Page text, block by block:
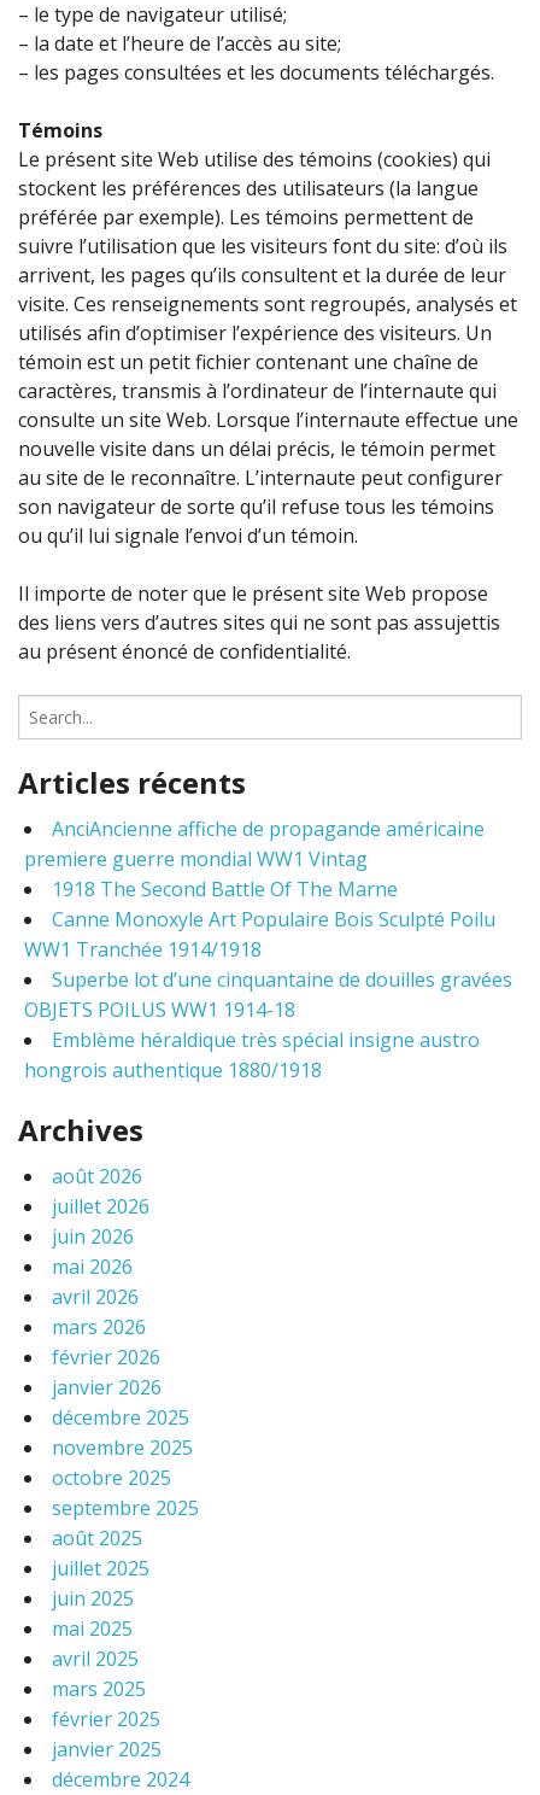
– le type de navigateur utilisé;
– la date et l’heure de l’accès au site;
– les pages consultées et les documents téléchargés.
Témoins
Le présent site Web utilise des témoins (cookies) qui
stockent les préférences des utilisateurs (la langue
préférée par exemple). Les témoins permettent de
suivre l’utilisation que les visiteurs font du site: d’où ils
arrivent, les pages qu’ils consultent et la durée de leur
visite. Ces renseignements sont regroupés, analysés et
utilisés afin d’optimiser l’expérience des visiteurs. Un
témoin est un petit fichier contenant une chaîne de
caractères, transmis à l’ordinateur de l’internaute qui
consulte un site Web. Lorsque l’internaute effectue une
nouvelle visite dans un délai précis, le témoin permet
au site de le reconnaître. L’internaute peut configurer
son navigateur de sorte qu’il refuse tous les témoins
ou qu’il lui signale l’envoi d’un témoin.
Il importe de noter que le présent site Web propose
des liens vers d’autres sites qui ne sont pas assujettis
au présent énoncé de confidentialité.
e
r
h
o
Articles récents
AnciAncienne affiche de propagande américaine
premiere guerre mondial WW1 Vintag
1918 The Second Battle Of The Marne
Canne Monoxyle Art Populaire Bois Sculpté Poilu
WW1 Tranchée 1914/1918
Superbe lot d’une cinquantaine de douilles gravées
OBJETS POILUS WW1 1914-18
Emblème héraldique très spécial insigne austro
hongrois authentique 1880/1918
Archives
août 2026
juillet 2026
juin 2026
mai 2026
avril 2026
mars 2026
février 2026
janvier 2026
décembre 2025
novembre 2025
octobre 2025
septembre 2025
août 2025
juillet 2025
juin 2025
mai 2025
avril 2025
mars 2025
février 2025
janvier 2025
décembre 2024